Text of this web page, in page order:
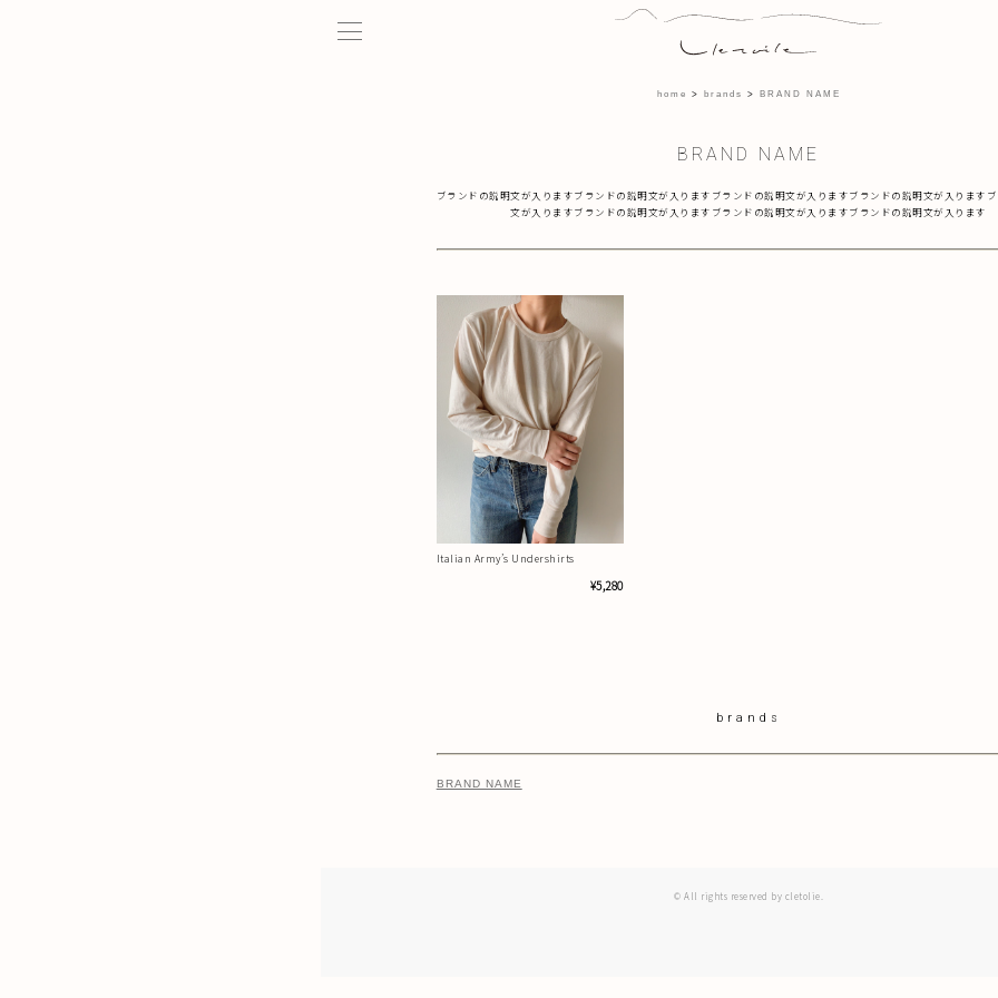
home brands BRAND NAME
BRAND NAME
ブランドの説明文が入りますブランドの説明文が入りますブランドの説明文が入りますブランドの説明文が入ります
文が入りますブランドの説明文が入りますブランドの説明文が入りますブランドの説明文が入ります
Italian Army’s Undershirts
¥5,280
brands
BRAND NAME
© All rights reserved by cletolie.